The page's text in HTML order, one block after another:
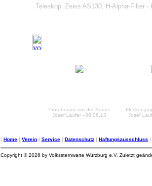
Teleskop: Zeiss AS130, H-Alpha-Filter
Protuberanz vor der Sonne
Josef Laufer - 08.06.13
Josef
| Home | Verein | Service | Datenschutz | Haftungsausschluss |
Copyright © 2026 by Volkssternwarte Würzburg e.V. Zuletzt